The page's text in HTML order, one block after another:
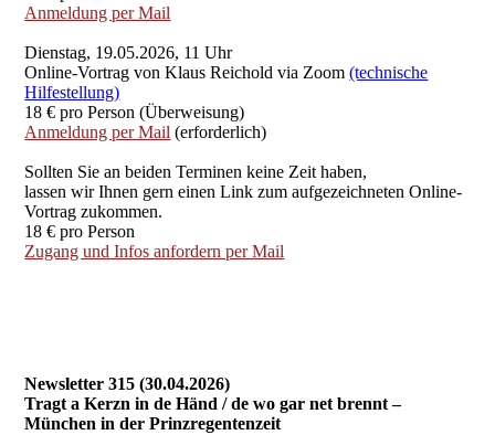
Anmeldung per Mail
Dienstag, 19.05.2026, 11 Uhr
Online-Vortrag von Klaus Reichold via Zoom(technische
Hilfestellung)
18 € pro Person (Überweisung)
Anmeldung per Mail (erforderlich)
Sollten Sie an beiden Terminen keine Zeit haben,
lassen wir Ihnen gern einen Link zum aufgezeichneten Online-
Vortrag zukommen.
18 € pro Person
Zugang und Infos anfordern per Mail
Newsletter 315 (30.04.2026)
Tragt a Kerzn in de Händ / de wo gar net brennt –
München in der Prinzregentenzeit